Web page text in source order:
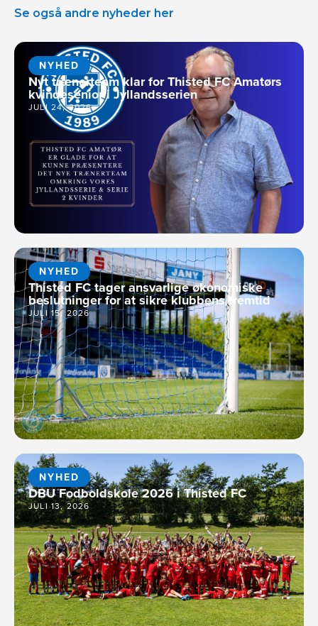
Se også andre nyheder her
NYHED
Nyt trænerteam klar for Thisted FC Amatørs
kvindesenior i Jyllandsserien
JULI 24, 2026
NYHED
Thisted FC tager ansvarlige økonomiske
beslutninger for at sikre klubbens fremtid
JULI 15, 2026
NYHED
DBU Fodboldskole 2026 i Thisted FC
JULI 13, 2026